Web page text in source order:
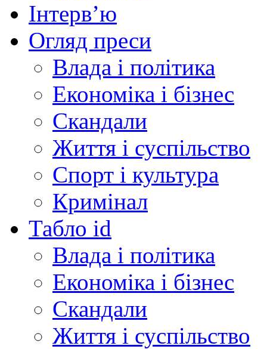
Інтерв’ю
Огляд преси
Влада і політика
Економіка і бізнес
Скандали
Життя і суспільство
Спорт і культура
Кримінал
Табло id
Влада і політика
Економіка і бізнес
Скандали
Життя і суспільство